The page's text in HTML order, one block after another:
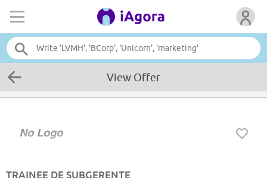
View Offer
TRAINEE DE SUBGERENTE